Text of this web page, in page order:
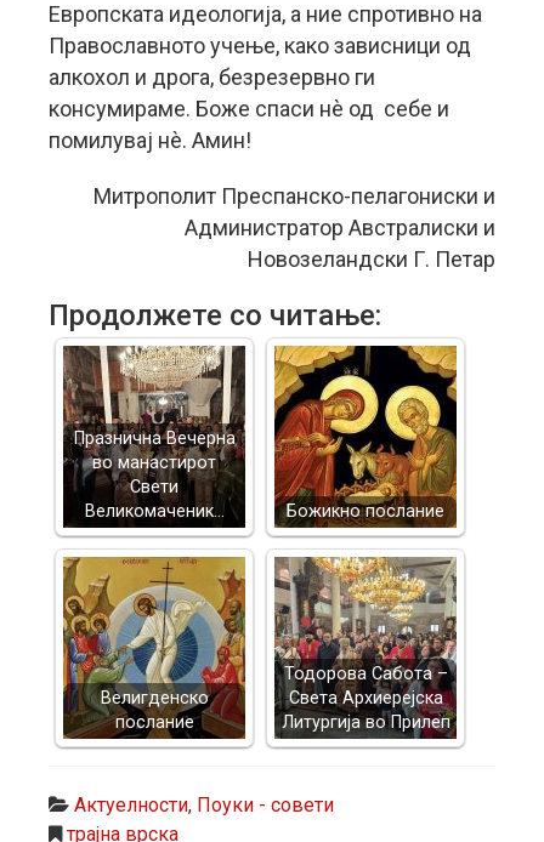
Европската идеологија, а ние спротивно на
Православното учење, како зависници од
алкохол и дрога, безрезервно ги
консумираме. Боже спаси нè од себе и
помилувај нè. Амин!
Митрополит Преспанско-пелагониски и
Администратор Австралиски и
Новозеландски Г. Петар
Продолжете со читање:
Празнична Вечерна
во манастирот
Свети
Великомаченик…
Божикно послание
Велигденско
послание
Тодорова Сабота –
Света Архиерејска
Литургија во Прилеп
Актуелности, Поуки - совети
трајна врска